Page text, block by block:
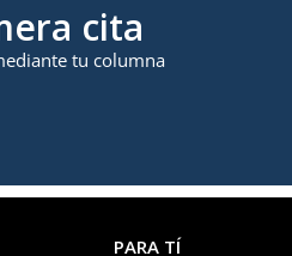
cita
tu columna
PARA TÍ